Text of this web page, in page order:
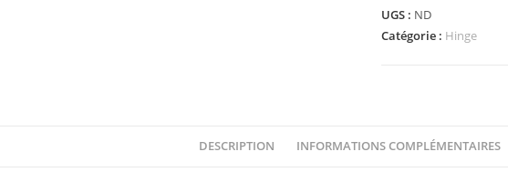
-
Hinge
Locking
UGS : ND
Catégorie : Hinge
DESCRIPTION INFORMATIONS COMPLÉMENTAIRES